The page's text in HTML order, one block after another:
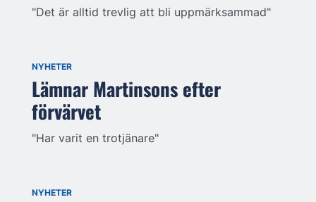
"Det är alltid trevlig att bli uppmärksammad"
NYHETER
Lämnar Martinsons efter
förvärvet
"Har varit en trotjänare"
NYHETER